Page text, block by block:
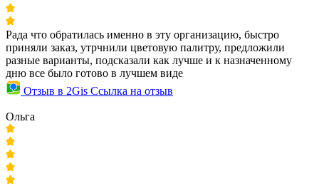
Рада что обратилась именно в эту организацию, быстро
приняли заказ, утрчнили цветовую палитру, предложили
разные варианты, подсказали как лучше и к назначенному
дню все было готово в лучшем виде
Отзыв в 2Gis Ссылка на отзыв
Ольга